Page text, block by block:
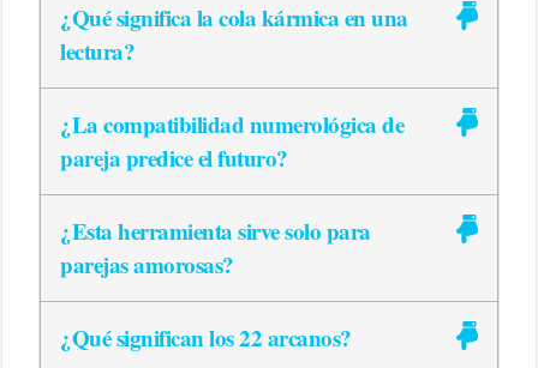
¿Qué significa la cola kármica en una
lectura?
¿La compatibilidad numerológica de
pareja predice el futuro?
¿Esta herramienta sirve solo para
parejas amorosas?
¿Qué significan los 22 arcanos?